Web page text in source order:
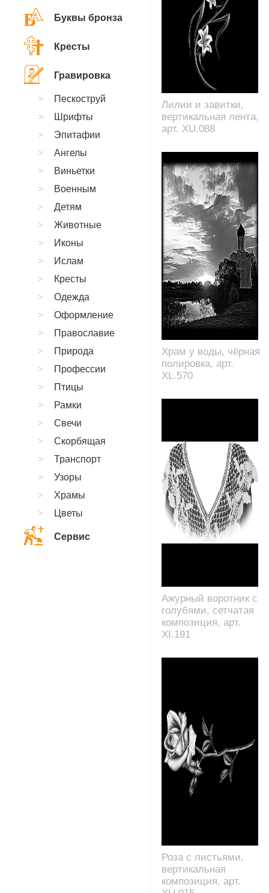
Лилии и завитки,
вертикальная лента,
арт. XU.088
Храм у воды, чёрная
полировка, арт.
XL.570
Ажурный воротник с
голубями, сетчатая
композиция, арт.
XI.191
Роза с листьями,
вертикальная
композиция, арт.
Буквы бронза
Кресты
Гравировка
Пескоструй
Шрифты
Эпитафии
Ангелы
Виньетки
Военным
Детям
Животные
Иконы
Ислам
Кресты
Одежда
Оформление
Православие
Природа
Профессии
Птицы
Рамки
Свечи
Скорбящая
Транспорт
Узоры
Храмы
Цветы
Сервис